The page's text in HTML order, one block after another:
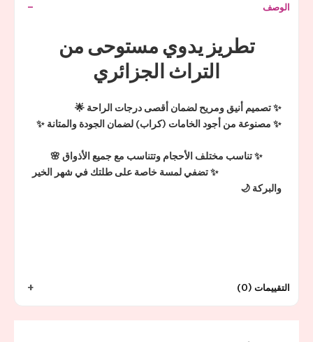
الوصف
تطريز يدوي مستوحى من
التراث الجزائري
✨️ تصميم أنيق ومريح لضمان أقصى درجات الراحة 🌟
✨️ مصنوعة من أجود الخامات (كراب) لضمان الجودة والمتانة ✨
✨️ تناسب مختلف الأحجام وتتناسب مع جميع الأذواق 🌸
✨️ تضفي لمسة خاصة على طلتك في شهر الخير
والبركة 🌙
التقييمات (0)